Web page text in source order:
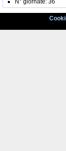
N° giornate: 36